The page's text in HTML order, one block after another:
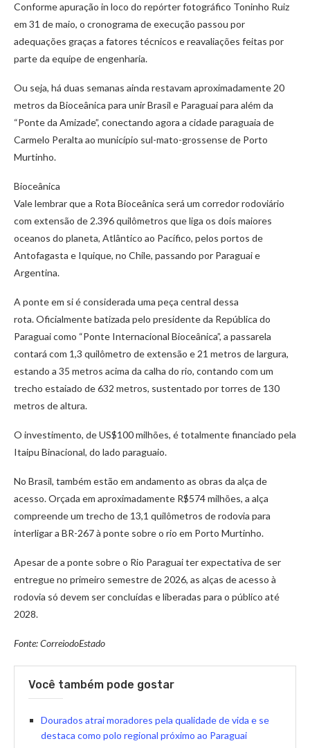
Conforme apuração in loco do repórter fotográfico Toninho Ruiz
em 31 de maio, o cronograma de execução passou por
adequações graças a fatores técnicos e reavaliações feitas por
parte da equipe de engenharia.
Ou seja, há duas semanas ainda restavam aproximadamente 20
metros da Bioceânica para unir Brasil e Paraguai para além da
“Ponte da Amizade”, conectando agora a cidade paraguaia de
Carmelo Peralta ao município sul-mato-grossense de Porto
Murtinho.
Bioceânica
Vale lembrar que a Rota Bioceânica será um corredor rodoviário
com extensão de 2.396 quilômetros que liga os dois maiores
oceanos do planeta, Atlântico ao Pacífico, pelos portos de
Antofagasta e Iquique, no Chile, passando por Paraguai e
Argentina.
A ponte em si é considerada uma peça central dessa
rota. Oficialmente batizada pelo presidente da República do
Paraguai como “Ponte Internacional Bioceânica”, a passarela
contará com 1,3 quilômetro de extensão e 21 metros de largura,
estando a 35 metros acima da calha do rio, contando com um
trecho estaiado de 632 metros, sustentado por torres de 130
metros de altura.
O investimento, de US$100 milhões, é totalmente financiado pela
Itaipu Binacional, do lado paraguaio.
No Brasil, também estão em andamento as obras da alça de
acesso. Orçada em aproximadamente R$574 milhões, a alça
compreende um trecho de 13,1 quilômetros de rodovia para
interligar a BR-267 à ponte sobre o rio em Porto Murtinho.
Apesar de a ponte sobre o Rio Paraguai ter expectativa de ser
entregue no primeiro semestre de 2026, as alças de acesso à
rodovia só devem ser concluídas e liberadas para o público até
2028.
Fonte: CorreiodoEstado
Você também pode gostar
Dourados atrai moradores pela qualidade de vida e se
destaca como polo regional próximo ao Paraguai